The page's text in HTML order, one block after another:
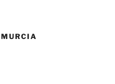
MURCIA